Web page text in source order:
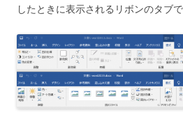
したときに表示されるリボンのタブで